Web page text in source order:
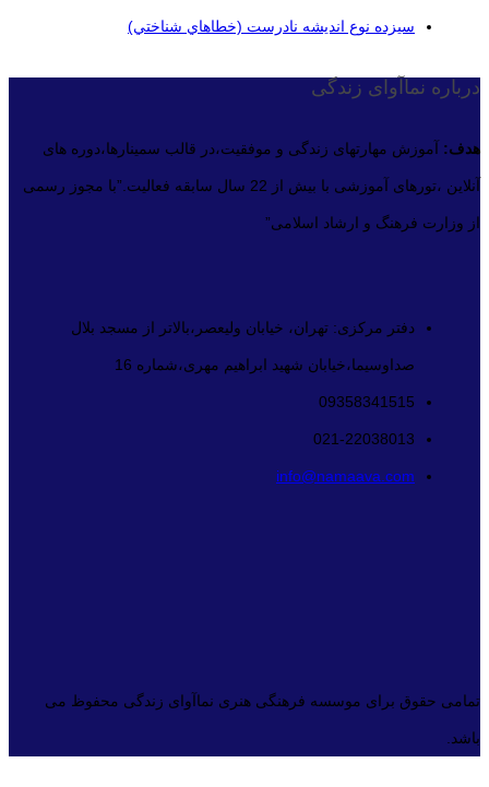
سيزده نوع انديشه نادرست (خطاهاي شناختي)
درباره نماآوای زندگی
هدف: آموزش مهارتهای زندگی و موفقیت،در قالب سمینارها،دوره های
آنلاین ،تورهای آموزشی با بیش از 22 سال سابقه فعالیت.”با مجوز رسمی
از وزارت فرهنگ و ارشاد اسلامی”
دفتر مرکزی: تهران، خیابان ولیعصر،بالاتر از مسجد بلال
صداوسیما،خیابان شهید ابراهیم مهری،شماره 16
09358341515
021-22038013
info@namaava.com
تمامی حقوق برای موسسه فرهنگی هنری نماآوای زندگی محفوظ می
باشد.